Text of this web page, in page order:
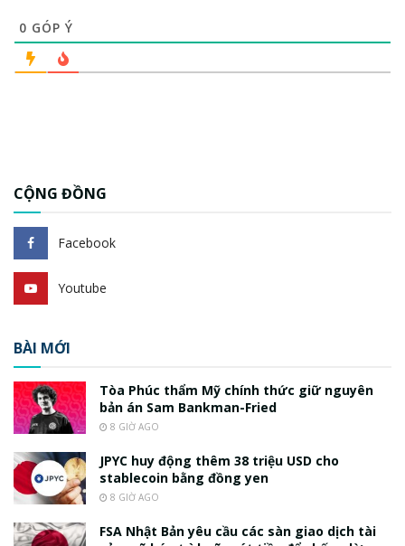
0 GÓP Ý
CỘNG ĐỒNG
Facebook
Youtube
BÀI MỚI
Tòa Phúc thẩm Mỹ chính thức giữ nguyên
bản án Sam Bankman-Fried
8 GIỜ AGO
JPYC huy động thêm 38 triệu USD cho
stablecoin bằng đồng yen
8 GIỜ AGO
FSA Nhật Bản yêu cầu các sàn giao dịch tài